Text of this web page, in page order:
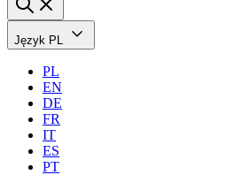
Język PL
PL
EN
DE
FR
IT
ES
PT